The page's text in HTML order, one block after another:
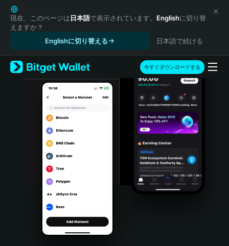
English
日本語
Tiếng Việt
Español (Latinoamérica)
Türkçe
Italiano
Português (Portugal)
Bahasa Indonesia
Português (Brasil)
Español (Argentina)
現在、このページは日本語で表示されています。 Englishに切り替
えますか？
Englishに切り替える
日本語で続ける
今すぐダウンロードする